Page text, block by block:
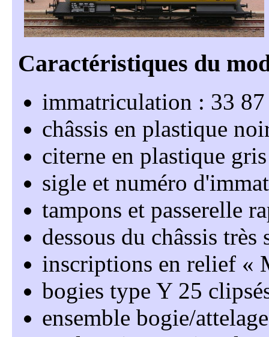
immatriculation : 33
châssis en plastique
citerne en plastique
sigle et numéro
tampons et passerelle
dessous du châssis
inscriptions en relief
bogies type Y 25
ensemble bogie/